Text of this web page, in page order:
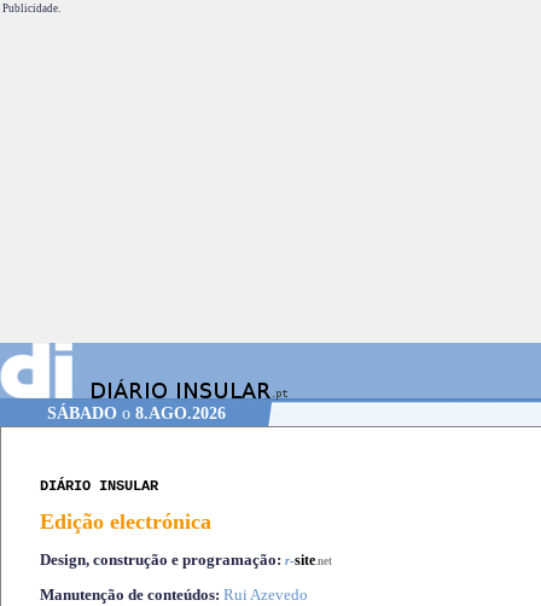
Publicidade.
SÁBADOo 8.AGO.2026
DIÁRIO INSULAR
Edição electrónica
Design, construção e programação: r-site.net
Manutenção de conteúdos: Rui Azevedo